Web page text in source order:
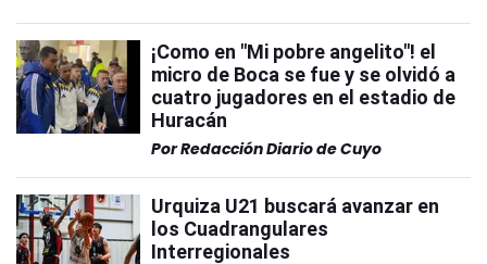
¡Como en "Mi pobre angelito"! el
micro de Boca se fue y se olvidó a
cuatro jugadores en el estadio de
Huracán
PorRedacción Diario de Cuyo
Urquiza U21 buscará avanzar en
los Cuadrangulares
Interregionales